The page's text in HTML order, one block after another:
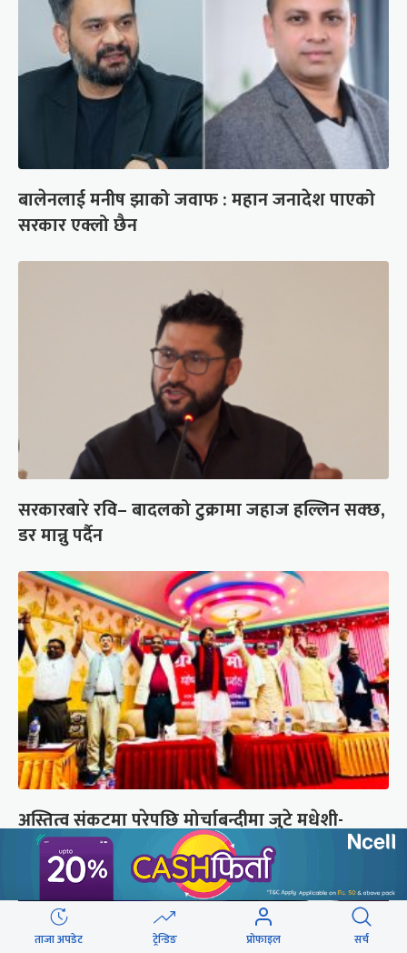
बालेनलाई मनीष झाको जवाफ : महान जनादेश पाएको
सरकार एक्लो छैन
सरकारबारे रवि– बादलको टुक्रामा जहाज हल्लिन सक्छ,
डर मान्नु पर्दैन
अस्तित्व संकटमा परेपछि मोर्चाबन्दीमा जुटे मधेशी-
पहिचानवादी दल
ताजा अपडेट ट्रेन्डिङ प्रोफाइल सर्च